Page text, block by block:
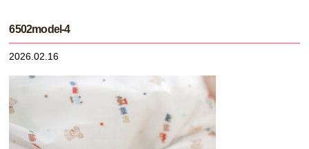
6502model-4
2026.02.16